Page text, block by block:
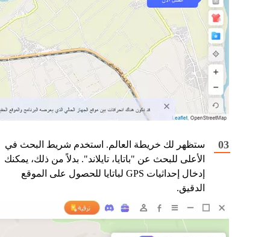
ستظهر لك خريطة العالم. استخدم شريط البحث في
الأعلى للبحث عن "باتايا، تايلاند". بدلاً من ذلك، يمكنك
إدخال إحداثيات GPS لباتايا للحصول على الموقع
الدقيق.